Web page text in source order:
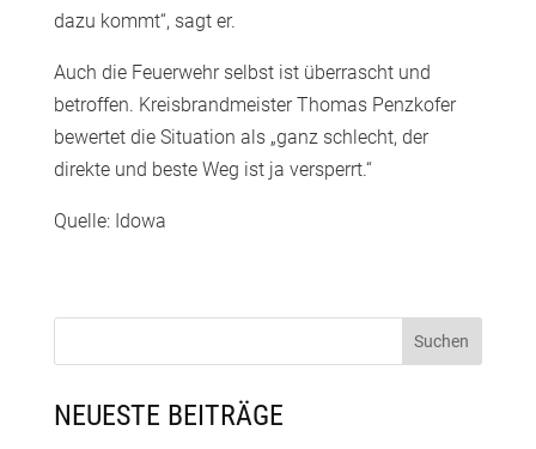
dazu kommt“, sagt er.
Auch die Feuerwehr selbst ist überrascht und
betroffen. Kreisbrandmeister Thomas Penzkofer
bewertet die Situation als „ganz schlecht, der
direkte und beste Weg ist ja versperrt.“
Quelle: Idowa
NEUESTE BEITRÄGE